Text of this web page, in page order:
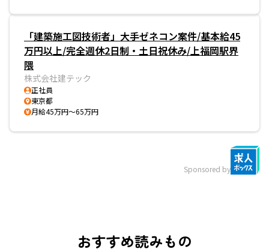
「建築施工図技術者」大手ゼネコン案件/基本給45
万円以上/完全週休2日制・土日祝休み/上福岡駅界
隈
株式会社建テック
正社員
東京都
月給45万円～65万円
Sponsored by
おすすめ読みもの